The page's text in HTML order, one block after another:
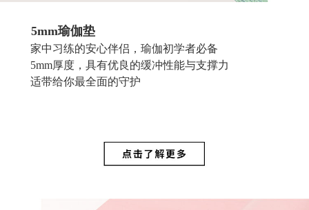
5mm瑜伽垫
家中习练的安心伴侣，瑜伽初学者必备
5mm厚度，具有优良的缓冲性能与支撑力
适带给你最全面的守护